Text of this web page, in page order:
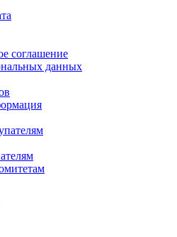
соглашение
данных